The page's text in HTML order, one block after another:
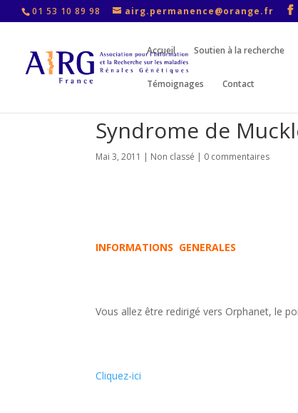
01 53 10 89 98 airg.permanence@orange.fr
Accueil Soutien à la recherche
Témoignages Contact
Syndrome de
Mai 3, 2011 | Non classé | 0 commentaires
INFORMATIONS GENERALES
Vous allez être redirigé vers Orphanet, le
Cliquez-ici